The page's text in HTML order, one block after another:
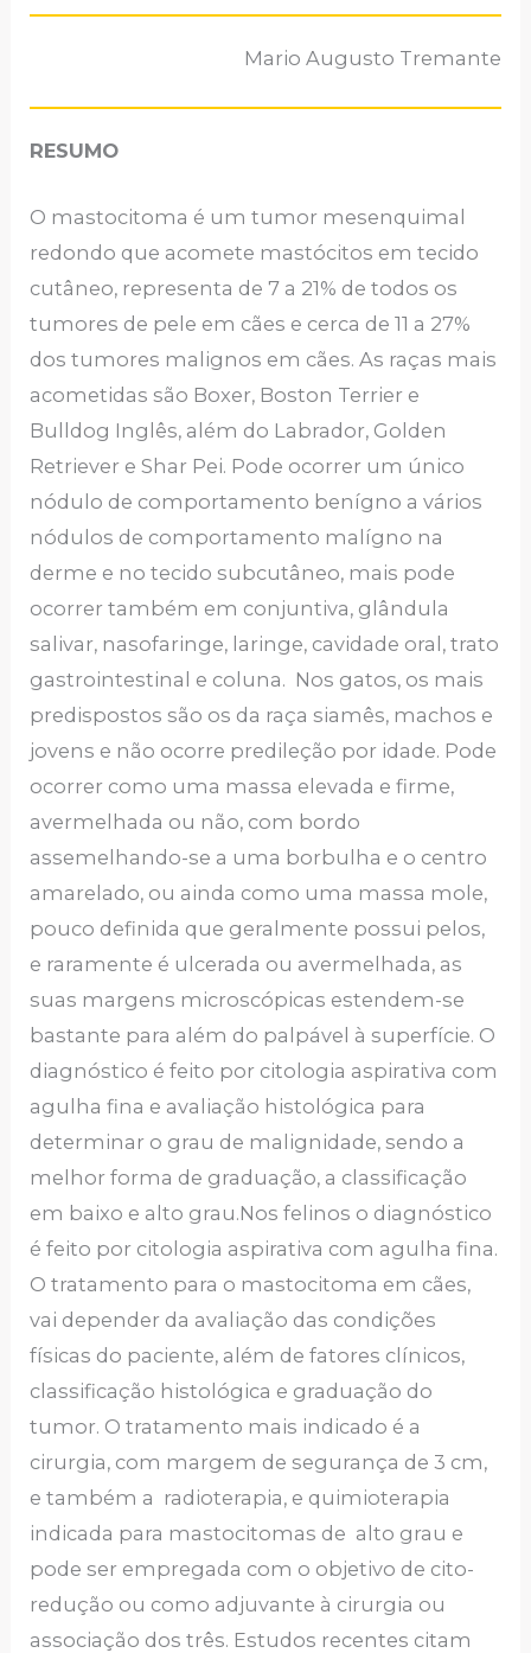
Mario Augusto Tremante
RESUMO
O mastocitoma é um tumor mesenquimal
redondo que acomete mastócitos em tecido
cutâneo, representa de 7 a 21% de todos os
tumores de pele em cães e cerca de 11 a 27%
dos tumores malignos em cães. As raças mais
acometidas são Boxer, Boston Terrier e
Bulldog Inglês, além do Labrador, Golden
Retriever e Shar Pei. Pode ocorrer um único
nódulo de comportamento benígno a vários
nódulos de comportamento malígno na
derme e no tecido subcutâneo, mais pode
ocorrer também em conjuntiva, glândula
salivar, nasofaringe, laringe, cavidade oral, trato
gastrointestinal e coluna. Nos gatos, os mais
predispostos são os da raça siamês, machos e
jovens e não ocorre predileção por idade. Pode
ocorrer como uma massa elevada e firme,
avermelhada ou não, com bordo
assemelhando-se a uma borbulha e o centro
amarelado, ou ainda como uma massa mole,
pouco definida que geralmente possui pelos,
e raramente é ulcerada ou avermelhada, as
suas margens microscópicas estendem-se
bastante para além do palpável à superfície. O
diagnóstico é feito por citologia aspirativa com
agulha fina e avaliação histológica para
determinar o grau de malignidade, sendo a
melhor forma de graduação, a classificação
em baixo e alto grau.Nos felinos o diagnóstico
é feito por citologia aspirativa com agulha fina.
O tratamento para o mastocitoma em cães,
vai depender da avaliação das condições
físicas do paciente, além de fatores clínicos,
classificação histológica e graduação do
tumor. O tratamento mais indicado é a
cirurgia, com margem de segurança de 3 cm,
e também a radioterapia, e quimioterapia
indicada para mastocitomas de alto grau e
pode ser empregada com o objetivo de cito-
redução ou como adjuvante à cirurgia ou
associação dos três. Estudos recentes citam